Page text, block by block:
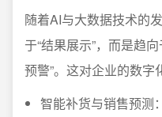
随着AI与大数据技术的
于“结果展示”，而是趋
预警”。这对企业的数字
智能补货与销售预测